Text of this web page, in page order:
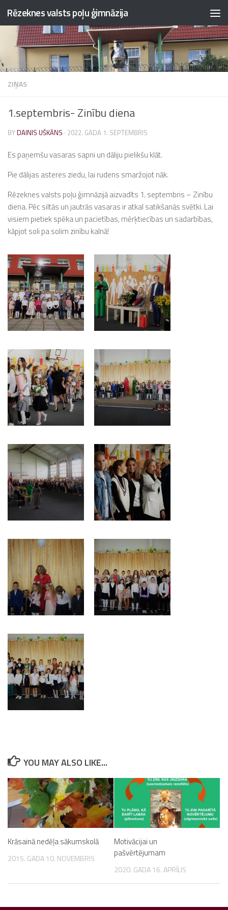
Skip to content
Rēzeknes valsts poļu ģimnāzija
ZIŅAS
1.septembris- Zinību diena
BY DAINIS UŠKĀNS · 2022. GADA 1. SEPTEMBRIS
Es paņemšu vasaras sapni un dāliju pielikšu klāt.
Pie dālijas asteres ziedu, lai rudens smaržojot nāk.
Rēzeknes valsts poļu ģimnāzijā aizvadīts 1. septembris – Zinību
diena. Pēc siltās un jautrās vasaras ir atkal satikšanās svētki. Lai
visiem pietiek spēka un pacietības, mērķtiecības un sadarbības,
kāpjot soli pa solim zinību kalnā!
YOU MAY ALSO LIKE...
Krāsainā nedēļa sākumskolā
2015. GADA 10. NOVEMBRIS
Motivācijai un
pašvērtējumam
2020. GADA 16. APRĪLIS